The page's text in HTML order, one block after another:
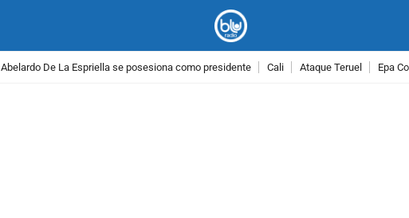
Abelardo De La Espriella se posesiona como presidente Cali Ataque Teruel Epa